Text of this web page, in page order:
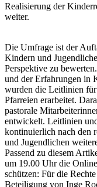
Realisierung der
weiter.
Die Umfrage ist der
Kindern und
Perspektive zu
und der Erfahrungen in
wurden die Leitlinien
Pfarreien erarbeitet.
pastorale
entwickelt. Leitlinien
kontinuierlich nach den
und Jugendlichen
Passend zu diesem
um 19.00 Uhr die
schützen: Für die
Beteiligung von Inge